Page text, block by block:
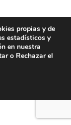
propias y de
estadísticos y
en nuestra
o Rechazar el